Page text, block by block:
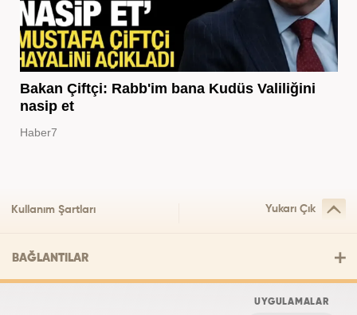
Bakan Çiftçi: Rabb'im bana Kudüs Valiliğini
nasip et
Haber7
Kullanım Şartları Yukarı Çık
BAĞLANTILAR
UYGULAMALAR